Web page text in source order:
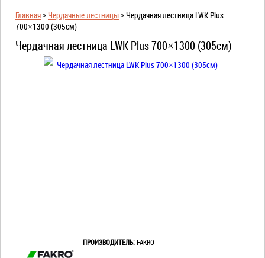
Главная>Чердачные лестницы>Чердачная лестница LWK Plus
700×1300 (305см)
Чердачная лестница LWK Plus 700×1300 (305см)
ПРОИЗВОДИТЕЛЬ: FAKRO